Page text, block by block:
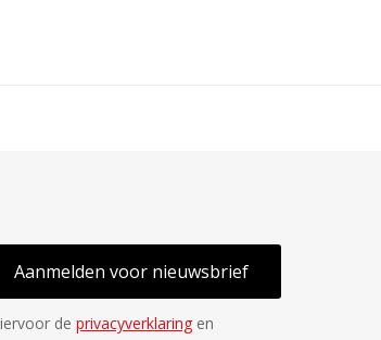
Aanmelden voor nieuwsbrief
de privacyverklaring en